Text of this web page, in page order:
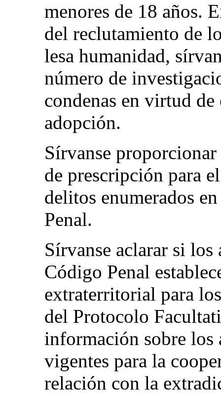
menores de 18 años.
del reclutamiento de
lesa humanidad,
número de
condenas en virtud
adopción.
Sírvanse
de prescripción para
delitos enumerados
Penal.
Sírvanse aclarar si
Código Penal
extraterritorial para
del Protocolo
información sobre los
vigentes para la
relación con la